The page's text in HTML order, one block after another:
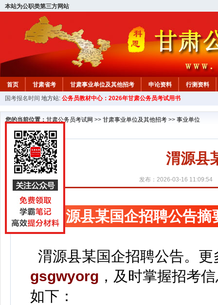
本站为公职类第三方网站
首页 甘肃省考 甘肃事业单位及其他招考 申论资料
行测资料
国考报名时间 地方站: 公务员教材中心：2026年甘肃公务员考试用书
您的当前位置： 甘肃公务员考试网 >> 甘肃事业单位及其他招考 >> 事业单位
渭源县
发布：2026-03-16 11:09:54
渭源县某国企招聘公告摘
渭源县某国企招聘公告。 更
gsgwyorg ， 及时掌握招考
如下：